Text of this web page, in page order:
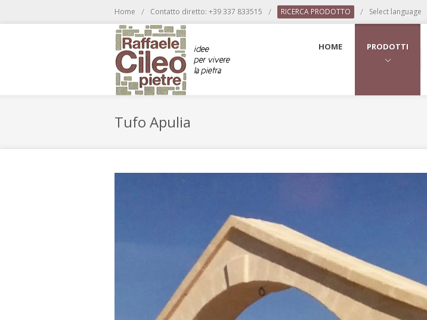
Home / Contatto diretto: +39 337 833515 / RICERCA PRODOTTO / Select language
HOME PRODOTTI
Tufo Apulia